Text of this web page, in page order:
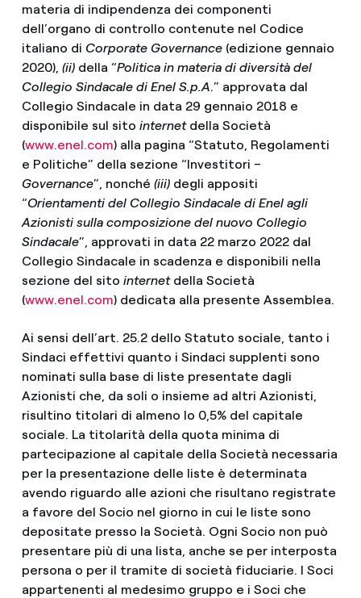
materia di indipendenza dei componenti
dell’organo di controllo contenute nel Codice
italiano di Corporate Governance(edizione gennaio
2020), (ii)della “Politica in materia di diversità del
Collegio Sindacale di Enel S.p.A.” approvata dal
Collegio Sindacale in data 29 gennaio 2018 e
disponibile sul sito internetdella Società
(www.enel.com) alla pagina “Statuto, Regolamenti
e Politiche” della sezione “Investitori –
Governance”, nonché (iii)degli appositi
“Orientamenti del Collegio Sindacale di Enel agli
Azionisti sulla composizione del nuovo Collegio
Sindacale”, approvati in data 22 marzo 2022 dal
Collegio Sindacale in scadenza e disponibili nella
sezione del sito internetdella Società
(www.enel.com) dedicata alla presente Assemblea.
Ai sensi dell’art. 25.2 dello Statuto sociale, tanto i
Sindaci effettivi quanto i Sindaci supplenti sono
nominati sulla base di liste presentate dagli
Azionisti che, da soli o insieme ad altri Azionisti,
risultino titolari di almeno lo 0,5% del capitale
sociale. La titolarità della quota minima di
partecipazione al capitale della Società necessaria
per la presentazione delle liste è determinata
avendo riguardo alle azioni che risultano registrate
a favore del Socio nel giorno in cui le liste sono
depositate presso la Società. Ogni Socio non può
presentare più di una lista, anche se per interposta
persona o per il tramite di società fiduciarie. I Soci
appartenenti al medesimo gruppo e i Soci che